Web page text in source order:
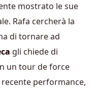
mostrato le sue
Rafa cercherà la
di tornare ad
gli chiede di
un tour de force
performance,